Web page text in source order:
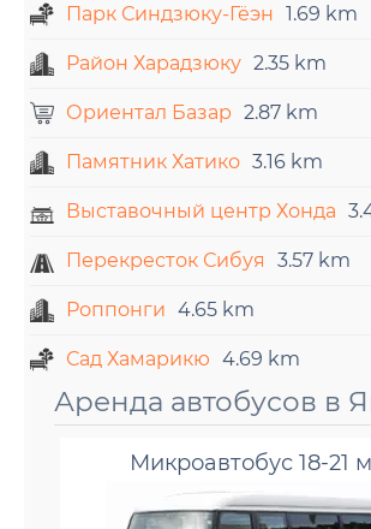
Парк Синдзюку-Гёэн 1.69 km
Район Харадзюку 2.35 km
Ориентал Базар 2.87 km
Памятник Хатико 3.16 km
Выставочный центр Хонда
Перекресток Сибуя 3.57 km
Роппонги 4.65 km
Сад Хамарикю 4.69 km
Аренда автобусов в
Микроавтобус 18-21